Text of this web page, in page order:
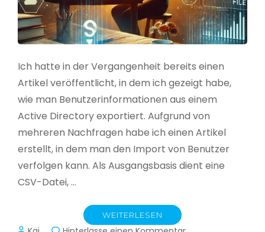
Ich hatte in der Vergangenheit bereits einen
Artikel veröffentlicht, in dem ich gezeigt habe,
wie man Benutzerinformationen aus einem
Active Directory exportiert. Aufgrund von
mehreren Nachfragen habe ich einen Artikel
erstellt, in dem man den Import von Benutzer
verfolgen kann. Als Ausgangsbasis dient eine
CSV-Datei, …
WEITERLESEN